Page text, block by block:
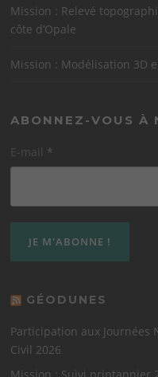
Mission : Relevé
côte d’Opale
Mission : Modélisation 3D
ABONNEZ-VOUS À
E-mail *
GÉODUNES
Participation aux Journées
Civil 2026